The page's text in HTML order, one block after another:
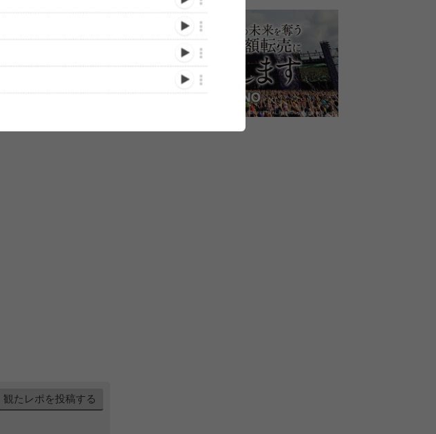
▼セットリストの誤りを報告する
観たレポを投稿する